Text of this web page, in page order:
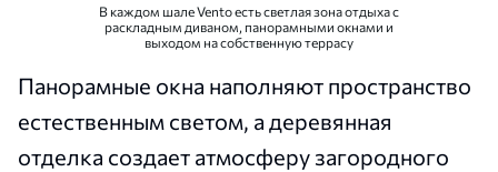
В каждом шале Vento есть светлая зона отдыха с
раскладным диваном, панорамными окнами и
выходом на собственную террасу
Панорамные окна наполняют пространство
естественным светом, а деревянная
отделка создает атмосферу загородного